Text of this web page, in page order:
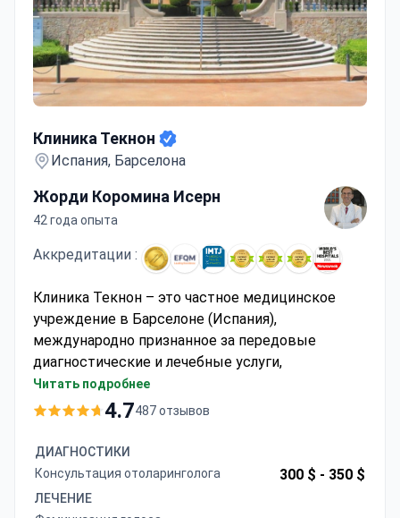
Клиника Текнон
Испания, Барселона
Жорди Коромина Исерн
42 года опыта
Аккредитации :
Клиника Текнон – это частное медицинское
учреждение в Барселоне (Испания),
международно признанное за передовые
диагностические и лечебные услуги,
предоставляемые ведущими специалистами.
Клиника специализируется на эпилептологии,
передовой стволовой терапии для
восстановления после травм. Она имеет
несколько аккредитаций JCI и удостоена
множества наград за достижения в сфере
Читать подробнее
4.7487 отзывов
ДИАГНОСТИКИ
Консультация отоларинголога
300 $ - 350 $
ЛЕЧЕНИЕ